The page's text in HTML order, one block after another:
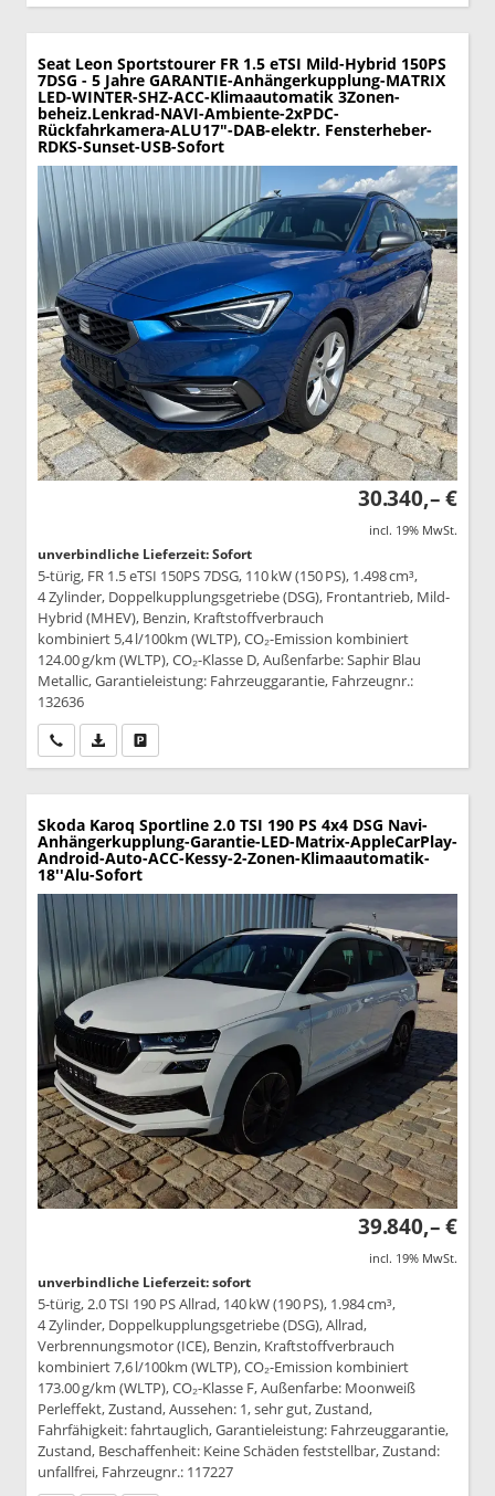
Seat Leon Sportstourer FR 1.5 eTSI Mild-Hybrid 150PS
7DSG - 5 Jahre GARANTIE-Anhängerkupplung-MATRIX
LED-WINTER-SHZ-ACC-Klimaautomatik 3Zonen-
beheiz.Lenkrad-NAVI-Ambiente-2xPDC-
Rückfahrkamera-ALU17"-DAB-elektr. Fensterheber-
RDKS-Sunset-USB-Sofort
30.340,– €
incl. 19% MwSt.
unverbindliche Lieferzeit: Sofort
5-türig, FR 1.5 eTSI 150PS 7DSG, 110 kW (150 PS), 1.498 cm³,
4 Zylinder, Doppelkupplungsgetriebe (DSG), Frontantrieb, Mild-
Hybrid (MHEV), Benzin, Kraftstoffverbrauch
kombiniert 5,4 l/100km (WLTP), CO₂-Emission kombiniert
124.00 g/km (WLTP), CO₂-Klasse D, Außenfarbe: Saphir Blau
Metallic, Garantieleistung: Fahrzeuggarantie, Fahrzeugnr.:
132636
Wir rufen Sie anPDF-Datei, Fahrzeugexposé drucken
Skoda Karoq Sportline 2.0 TSI 190 PS 4x4 DSG Navi-
Anhängerkupplung-Garantie-LED-Matrix-AppleCarPlay-
Android-Auto-ACC-Kessy-2-Zonen-Klimaautomatik-
18''Alu-Sofort
39.840,– €
incl. 19% MwSt.
unverbindliche Lieferzeit: sofort
5-türig, 2.0 TSI 190 PS Allrad, 140 kW (190 PS), 1.984 cm³,
4 Zylinder, Doppelkupplungsgetriebe (DSG), Allrad,
Verbrennungsmotor (ICE), Benzin, Kraftstoffverbrauch
kombiniert 7,6 l/100km (WLTP), CO₂-Emission kombiniert
173.00 g/km (WLTP), CO₂-Klasse F, Außenfarbe: Moonweiß
Perleffekt, Zustand, Aussehen: 1, sehr gut, Zustand,
Fahrfähigkeit: fahrtauglich, Garantieleistung: Fahrzeuggarantie,
Zustand, Beschaffenheit: Keine Schäden feststellbar, Zustand:
unfallfrei, Fahrzeugnr.: 117227